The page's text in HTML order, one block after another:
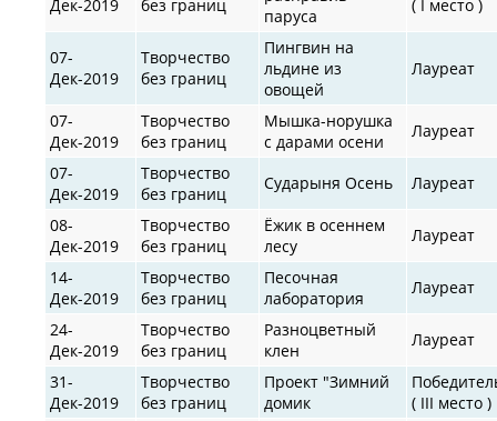
Дек-2019
без границ
паруса
( I место )
07-
Дек-2019
Творчество
без границ
Пингвин на
льдине из
овощей
Лауреат
07-
Дек-2019
Творчество
без границ
Мышка-норушка
с дарами осени
Лауреат
07-
Дек-2019
Творчество
без границ
Сударыня Осень
Лауреат
08-
Дек-2019
Творчество
без границ
Ёжик в осеннем
лесу
Лауреат
14-
Дек-2019
Творчество
без границ
Песочная
лаборатория
Лауреат
24-
Дек-2019
Творчество
без границ
Разноцветный
клен
Лауреат
31-
Дек-2019
Творчество
без границ
Проект "Зимний
домик
( III место )